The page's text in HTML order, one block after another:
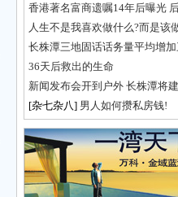
香港著名富商遗嘱14年后曝光
人生不是我喜欢做什么?而是该
长株潭三地固话话务量平均增
36天后救出的生命
新闻发布会开到户外 长株潭将
[杂七杂八] 男人如何攒私房钱!